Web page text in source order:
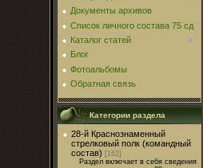
Документы архивов
Список личного состава 75 сд
Каталог статей
Блог
Фотоальбомы
Обратная связь
Категории раздела
28-й Краснознаменный
стрелковый полк (командный
состав)
[162]
Раздел включает в себя сведения